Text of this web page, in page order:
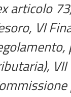
articolo
VI
VII